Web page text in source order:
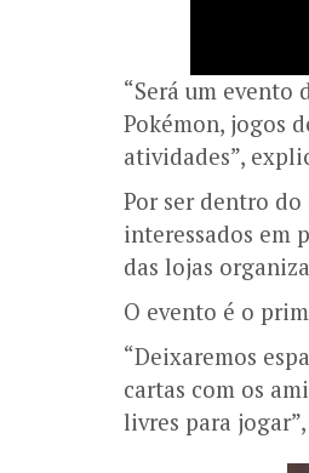
“Será um evento
Pokémon, jogos
atividades”,
Por ser dentro
interessados em
das lojas
O evento é o
“Deixaremos
cartas com os
livres para